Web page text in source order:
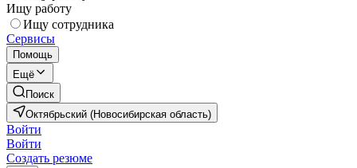
Ищу работу
Ищу сотрудника
Сервисы
Помощь
Ещё
Поиск
Октябрьский (Новосибирская область)
Войти
Войти
Создать резюме